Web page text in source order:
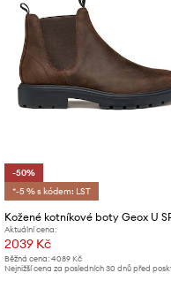
-50%
*-5 % s kódem: LST
Aktuální cena:
2039 Kč
Běžná cena:4089 Kč
Nejnižší cena za posledních 30 dnů před